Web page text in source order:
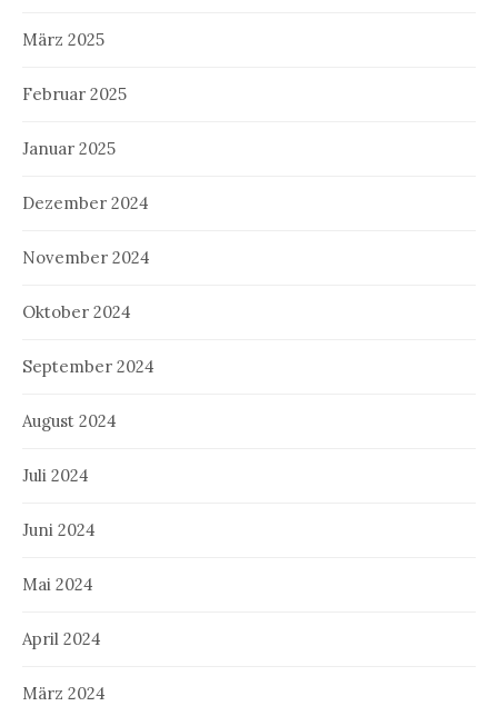
März 2025
Februar 2025
Januar 2025
Dezember 2024
November 2024
Oktober 2024
September 2024
August 2024
Juli 2024
Juni 2024
Mai 2024
April 2024
März 2024